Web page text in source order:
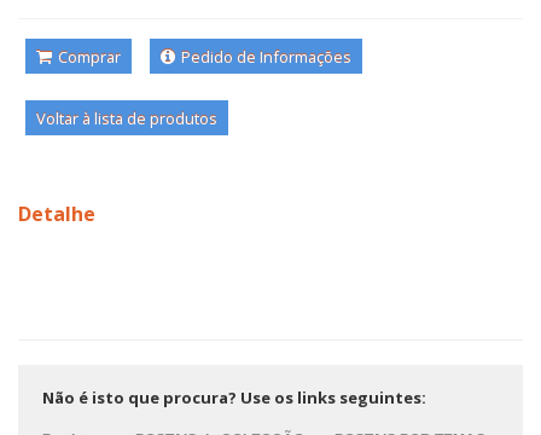
Comprar Pedido de Informações
Voltar à lista de produtos
Detalhe
Não é isto que procura? Use os links seguintes: